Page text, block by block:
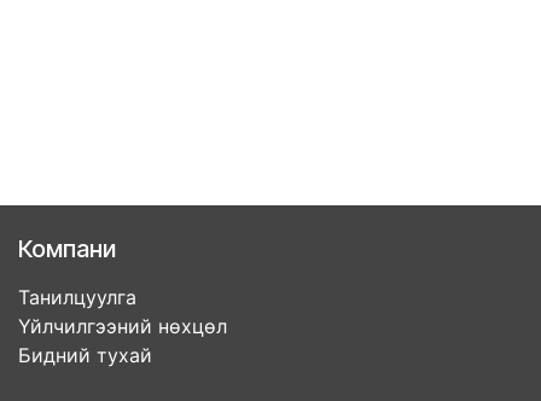
Компани
Танилцуулга
Үйлчилгээний нөхцөл
Бидний тухай